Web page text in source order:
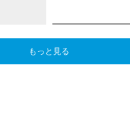
もっと見る